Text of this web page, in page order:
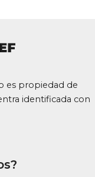
es propiedad de
identificada con